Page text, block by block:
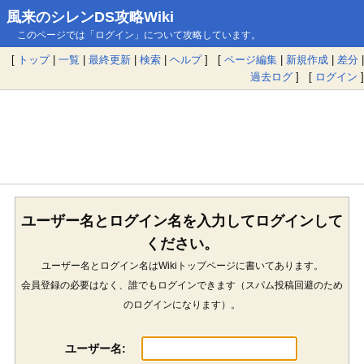
風来のシレンDS攻略Wiki
このページでは「ログイン」について攻略しています。
[ トップ| 一覧 | 最終更新 | 検索 | ヘルプ] [ ページ編集 | 新規作成 | 差分 |
過去ログ ] [ ログイン ]
ユーザー名とログイン名を入力してログインして
ください。
ユーザー名とログイン名はWikiトップページに書いてあります。
会員登録の必要はなく、誰でもログインできます（スパム投稿回避のため
のログインになります）。
ユーザー名: